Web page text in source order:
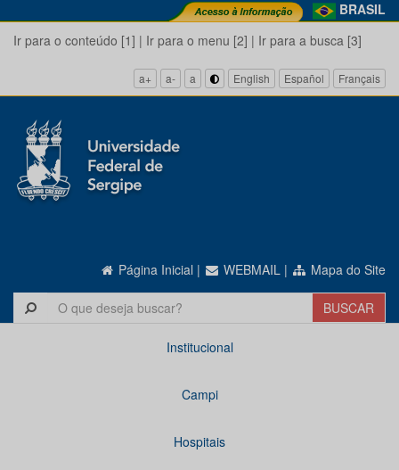
BRASIL
Ir para o conteúdo [1] | Ir para o menu [2] | Ir para a busca [3]
a+ a- a English Español Français
Página Inicial | WEBMAIL | Mapa do Site
Institucional
Campi
Hospitais